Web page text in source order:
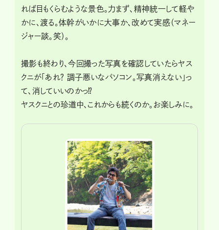
れば目もくらむような景色。力まず、精神統一して軽や
かに、渡る。体幹がいかに大事か、改めて実感（マネー
ジャー談。笑）。
撮影も終わり、今回撮った写真を確認していたらヤス
クニが「あれ？ 調子悪いなパソコン。写真消えない」っ
て、消していいのかっ⁉
ヤスクニとの珍道中、これからも続くのか。お楽しみに。